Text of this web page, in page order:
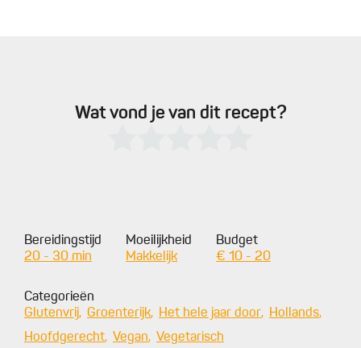
Wat vond je van dit recept?
Bereidingstijd
20 - 30 min
Moeilijkheid
Makkelijk
Budget
€ 10 - 20
Categorieën
Glutenvrij
Groenterijk Het hele jaar door
Hollands
Hoofdgerecht
Vegan Vegetarisch